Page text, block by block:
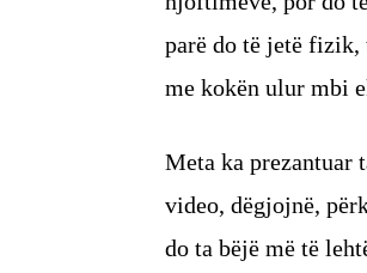
parë do të jetë fizik,
me kokën ulur mbi
Meta ka prezantuar
video, dëgjojnë,
do ta bëjë më të